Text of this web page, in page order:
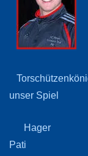
unser Spiel
Hager